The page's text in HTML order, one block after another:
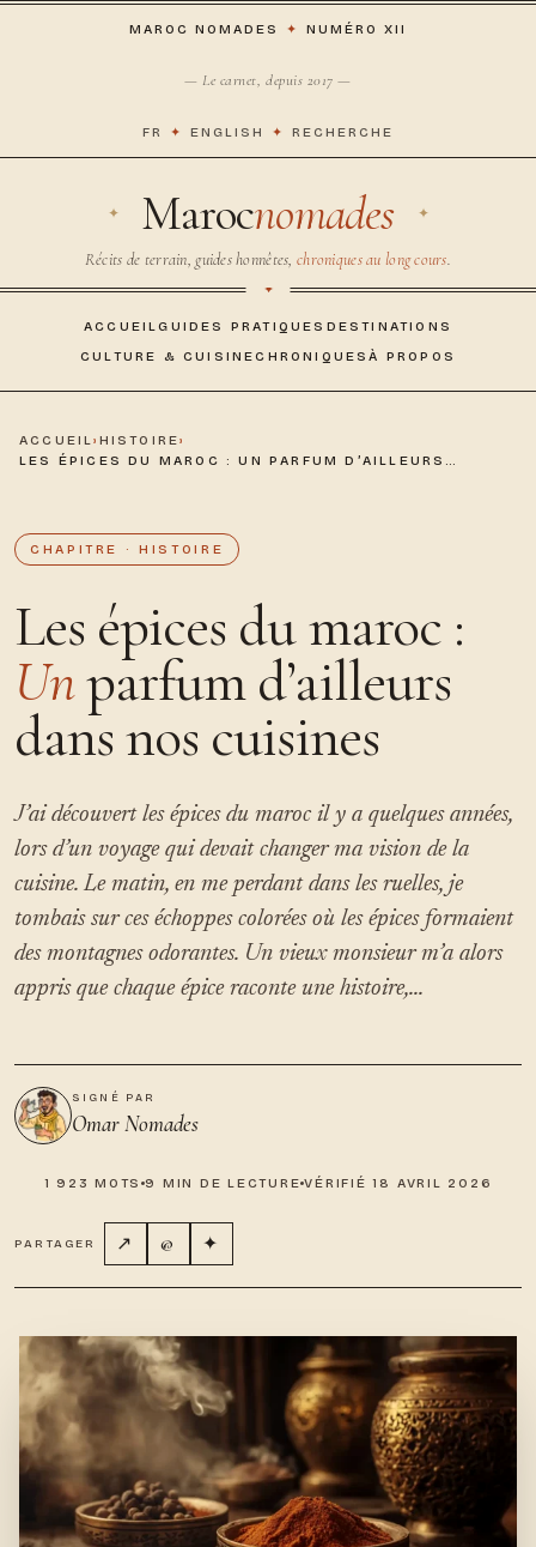
MAROC NOMADES ✦ NUMÉRO XII
— Le carnet, depuis 2017 —
FR ✦ ENGLISH ✦ RECHERCHE
Marocnomades
Récits de terrain, guides honnêtes,chroniques au long cours.
ACCUEILGUIDES PRATIQUES DESTINATIONS
CULTURE & CUISINECHRONIQUESÀ PROPOS
ACCUEIL› HISTOIRE›
LES ÉPICES DU MAROC : UN PARFUM D’AILLEURS…
CHAPITRE · HISTOIRE
Les épices du maroc :
Unparfum d’ailleurs
dans nos cuisines
J’ai découvert les épices du maroc il y a quelques années,
lors d’un voyage qui devait changer ma vision de la
cuisine. Le matin, en me perdant dans les ruelles, je
tombais sur ces échoppes colorées où les épices formaient
des montagnes odorantes. Un vieux monsieur m’a alors
appris que chaque épice raconte une histoire,...
SIGNÉ PAR
Omar Nomades
1 923 MOTS 9 MIN DE LECTURE VÉRIFIÉ 18 AVRIL 2026
PARTAGER ↗ @ ✦